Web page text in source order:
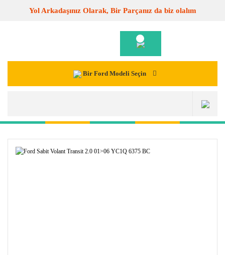
Yol Arkadaşınız Olarak, Bir Parçanız da biz olalım
Bir Ford Modeli Seçin